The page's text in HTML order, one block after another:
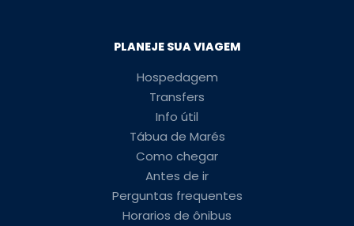
PLANEJE SUA VIAGEM
Hospedagem
Transfers
Info útil
Tábua de Marés
Como chegar
Antes de ir
Perguntas frequentes
Horarios de ônibus